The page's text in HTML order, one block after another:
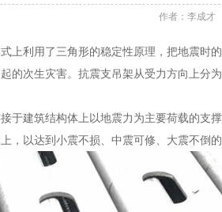
作者：李成才
上利用了三角形的稳定性原理，把地震时
的次生灾害。抗震支吊架从受力方向上分
于建筑结构体上以地震力为主要荷载的支
，以达到小震不损、中震可修、大震不倒的